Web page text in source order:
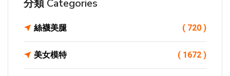
分類 Categories
絲襪美腿 ( 720 )
美女模特 ( 1672 )